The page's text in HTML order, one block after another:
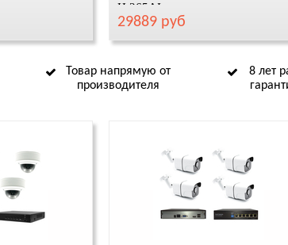
H.265AI
29889 руб
Товар напрямую от
производителя
8 лет